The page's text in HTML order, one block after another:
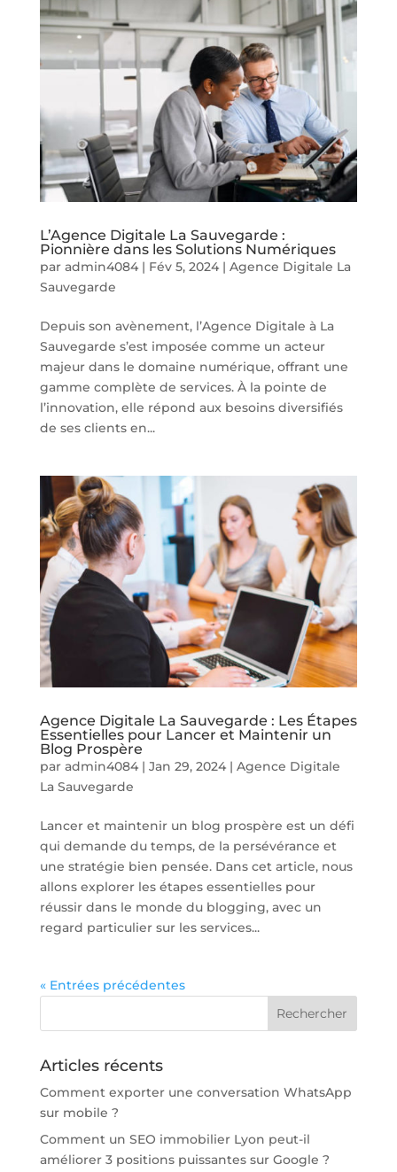
L’Agence Digitale La Sauvegarde :
Pionnière dans les Solutions Numériques
par admin4084| Fév 5, 2024| Agence Digitale La
Sauvegarde
Depuis son avènement, l’Agence Digitale à La
Sauvegarde s’est imposée comme un acteur
majeur dans le domaine numérique, offrant une
gamme complète de services. À la pointe de
l’innovation, elle répond aux besoins diversifiés
de ses clients en...
Agence Digitale La Sauvegarde : Les Étapes
Essentielles pour Lancer et Maintenir un
Blog Prospère
par admin4084| Jan 29, 2024| Agence Digitale
La Sauvegarde
Lancer et maintenir un blog prospère est un défi
qui demande du temps, de la persévérance et
une stratégie bien pensée. Dans cet article, nous
allons explorer les étapes essentielles pour
réussir dans le monde du blogging, avec un
regard particulier sur les services...
« Entrées précédentes
Articles récents
Comment exporter une conversation WhatsApp
sur mobile ?
Comment un SEO immobilier Lyon peut-il
améliorer 3 positions puissantes sur Google ?